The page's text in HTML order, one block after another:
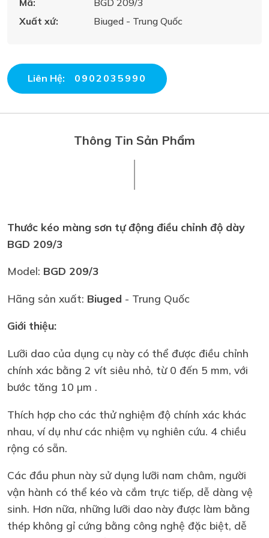
Xuất xứ:
Biuged - Trung Quốc
Liên Hệ: 0902035990
Thông Tin Sản Phẩm
Thước kéo màng sơn tự động điều chỉnh độ dày
BGD 209/3
Model: BGD 209/3
Hãng sản xuất: Biuged - Trung Quốc
Giới thiệu:
Lưỡi dao của dụng cụ này có thể được điều chỉnh
chính xác bằng 2 vít siêu nhỏ, từ 0 đến 5 mm, với
bước tăng 10 µm .
Thích hợp cho các thử nghiệm độ chính xác khác
nhau, ví dụ như các nhiệm vụ nghiên cứu. 4 chiều
rộng có sẵn.
Các đầu phun này sử dụng lưỡi nam châm, người
vận hành có thể kéo và cắm trực tiếp, dễ dàng vệ
sinh. Hơn nữa, những lưỡi dao này được làm bằng
thép không gỉ cứng bằng công nghệ đặc biệt, dễ